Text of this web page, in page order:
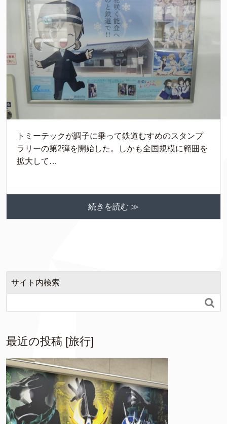
トミーテックが調子に乗って鉄道むすめのスタンプ
ラリーの第2弾を開始した。しかも全国規模に範囲を
拡大して…
続きを読む ≫
サイト内検索

最近の投稿 [旅行]